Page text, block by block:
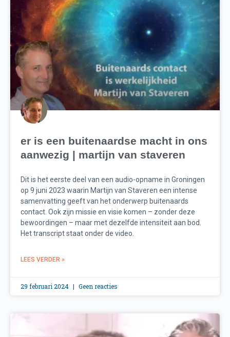
er is een buitenaardse macht in ons
aanwezig | martijn van staveren
Dit is het eerste deel van een audio-opname in Groningen
op 9 juni 2023 waarin Martijn van Staveren een intense
samenvatting geeft van het onderwerp buitenaards
contact. Ook zijn missie en visie komen – zonder deze
bewoordingen – maar met dezelfde intensiteit aan bod.
Het transcript staat onder de video.
LEES VERDER »
29 februari 2024 Geen reacties